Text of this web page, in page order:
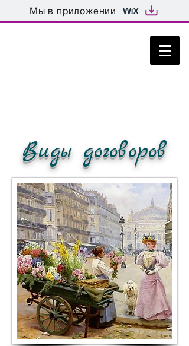
Мы в приложении
Виды договоров